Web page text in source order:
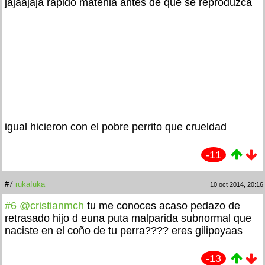
jajaajaja rapido matenla antes de que se reproduzca
igual hicieron con el pobre perrito que crueldad
-11
#7 rukafuka 10 oct 2014, 20:16
#6 @cristianmch tu me conoces acaso pedazo de
retrasado hijo d euna puta malparida subnormal que
naciste en el coño de tu perra???? eres gilipoyaas
-13